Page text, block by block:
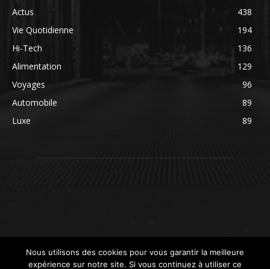
Actus
438
Vie Quotidienne
194
Hi-Tech
136
Alimentation
129
Voyages
96
Automobile
89
Luxe
89
Nous utilisons des cookies pour vous garantir la meilleure
expérience sur notre site. Si vous continuez à utiliser ce